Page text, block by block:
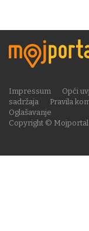
Copyright © Mojportal
Impressum Opći
sadržaja
Pravila
Oglašavanje